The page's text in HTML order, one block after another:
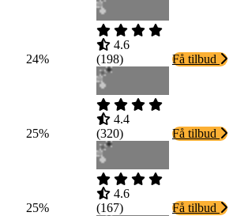
24%
4.6
(198) Få tilbud
25%
4.4
(320) Få tilbud
25%
4.6
(167) Få tilbud